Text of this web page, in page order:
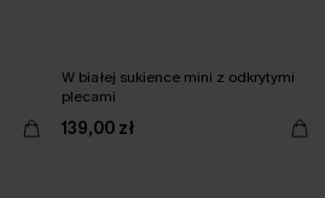
W białej sukience mini z odkrytymi
plecami
139,00 zł